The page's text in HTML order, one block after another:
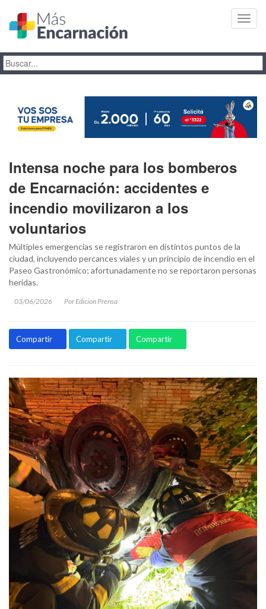
Intensa noche para los bomberos
de Encarnación: accidentes e
incendio movilizaron a los
voluntarios
Múltiples emergencias se registraron en distintos puntos de la
ciudad, incluyendo percances viales y un principio de incendio en el
Paseo Gastronómico; afortunadamente no se reportaron personas
heridas.
03/06/2026 Por Edicion Prensa
Compartir Compartir Compartir